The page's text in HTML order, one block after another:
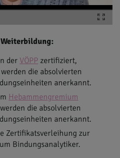
der VÖPP zertifiziert,
die absolvierten
anerkannt.
Hebammengremium
die absolvierten
anerkannt.
Zertifikatsverleihung zur
Bindungsanalytiker.